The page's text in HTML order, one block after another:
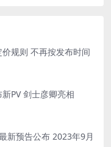
价规则 不再按发布时间
PV 剑士彦卿亮相
新预告公布 2023年9月